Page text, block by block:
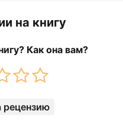
на книгу
Как она вам?
рецензию